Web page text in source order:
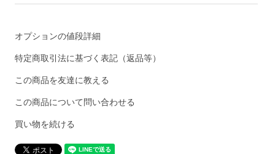
オプションの値段詳細
特定商取引法に基づく表記（返品等）
この商品を友達に教える
この商品について問い合わせる
買い物を続ける